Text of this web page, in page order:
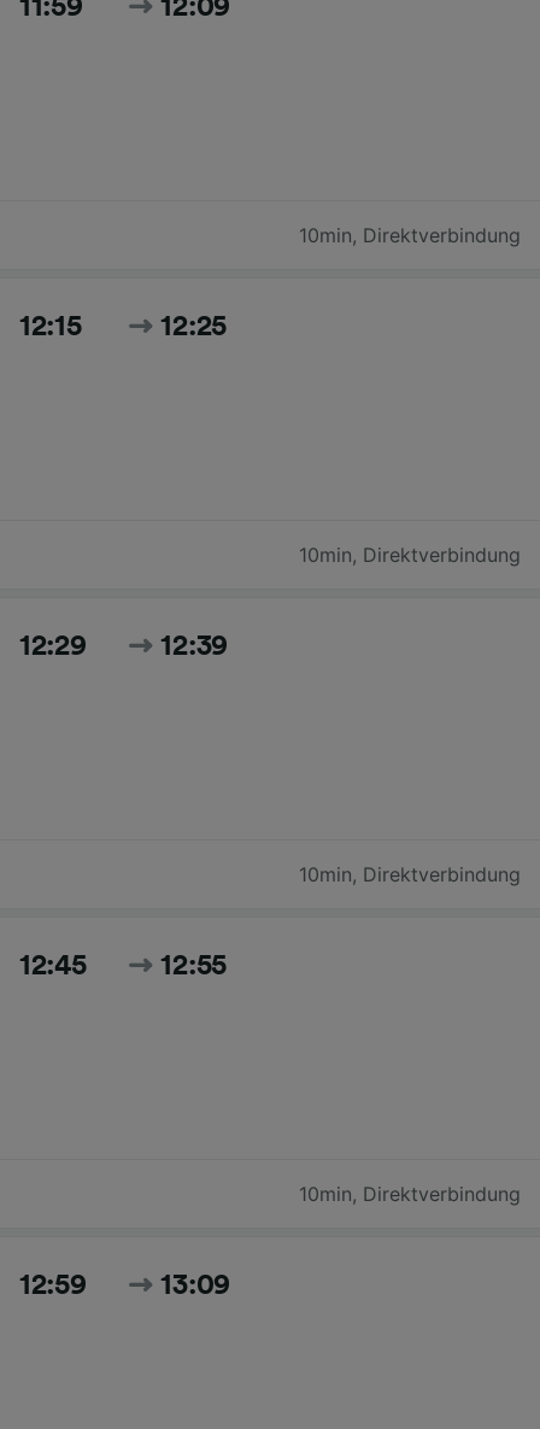
11:59 12:09
10min, Direktverbindung
12:15 12:25
10min, Direktverbindung
12:29 12:39
10min, Direktverbindung
12:45 12:55
10min, Direktverbindung
12:59 13:09